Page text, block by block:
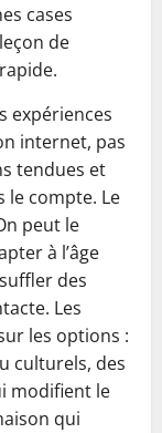
cases
de
expériences
internet, pas
tendues et
le compte. Le
peut le
à l’âge
des
Les
les options :
culturels, des
modifient le
qui